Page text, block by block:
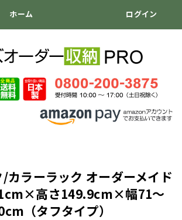
カラーラック オーダーメイド
高さ149.9cm×幅71～
（タフタイプ）